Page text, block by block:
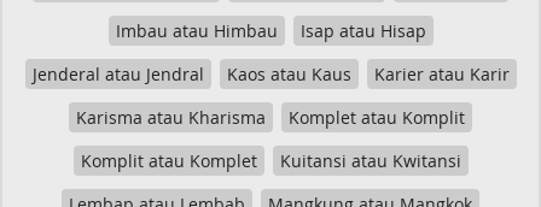
Imbau atau Himbau
Isap atau Hisap
Jenderal atau Jendral
Kaos atau Kaus
Karier atau Karir
Karisma atau Kharisma
Komplet atau Komplit
Komplit atau Komplet
Kuitansi atau Kwitansi